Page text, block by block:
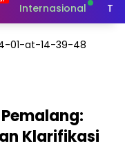
Internasional
Klarifikasi